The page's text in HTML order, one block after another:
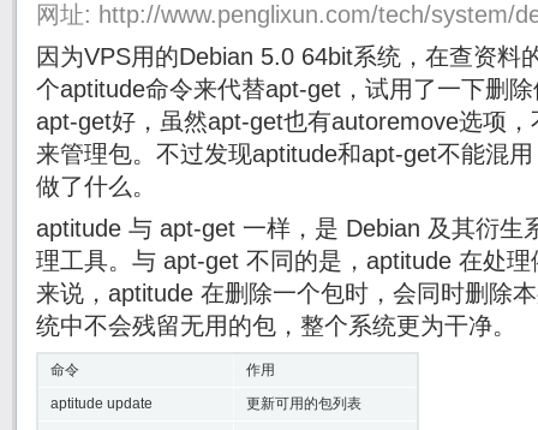
网址: http://www.penglixun.com/tech/system/
因为VPS用的Debian 5.0 64bit系统，在查资料
个aptitude命令来代替apt-get，试用了一下删
apt-get好，虽然apt-get也有autoremove选项
来管理包。不过发现aptitude和apt-get不能混
做了什么。
aptitude 与 apt-get 一样，是 Debian 及其衍生
理工具。与 apt-get 不同的是，aptitude 在处
来说，aptitude 在删除一个包时，会同时删除
统中不会残留无用的包，整个系统更为干净。
命令
作用
aptitude update
更新可用的包列表